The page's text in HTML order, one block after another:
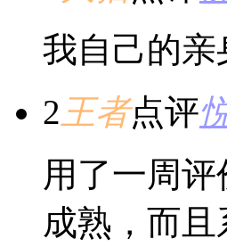
我自己的亲
2 王者点评
用了一周
成熟，而